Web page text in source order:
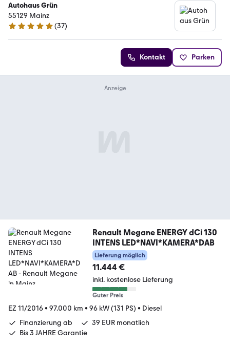
Autohaus Grün
55129 Mainz
4.8 Sterne
(37)
Kontakt Parken
Renault Megane ENERGY dCi 130
INTENS LED*NAVI*KAMERA*DAB
Lieferung möglich
11.444 €
inkl. kostenlose Lieferung
Guter Preis
EZ 11/2016• 97.000 km • 96 kW (131 PS) • Diesel
Finanzierung ab
39 EUR monatlich
Bis 3 JAHRE Garantie